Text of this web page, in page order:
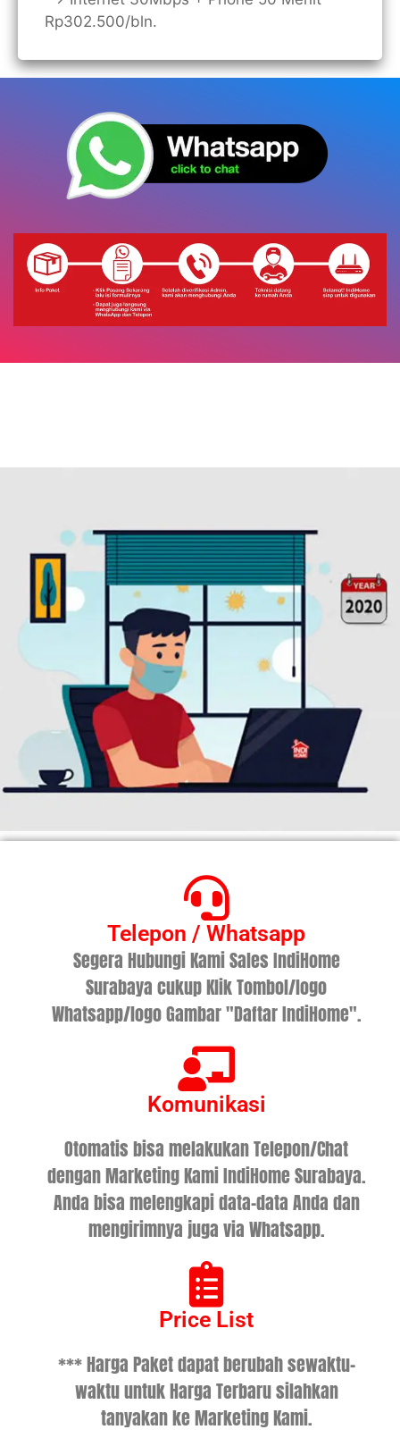
Rp302.500/bln.
Telepon / Whatsapp
Segera Hubungi Kami Sales IndiHome
Surabaya cukup Klik Tombol/logo
Whatsapp/logo Gambar "Daftar IndiHome".
Komunikasi
Otomatis bisa melakukan Telepon/Chat
dengan Marketing Kami IndiHome Surabaya.
Anda bisa melengkapi data-data Anda dan
mengirimnya juga via Whatsapp.
Price List
*** Harga Paket dapat berubah sewaktu-
waktu untuk Harga Terbaru silahkan
tanyakan ke Marketing Kami.